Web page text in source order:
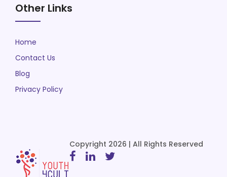
Other Links
Home
Contact Us
Blog
Privacy Policy
Copyright 2026 | All Rights Reserved